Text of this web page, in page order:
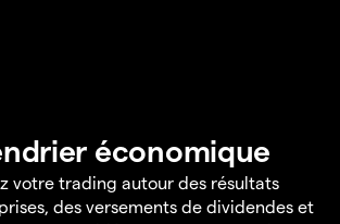
économique
votre trading autour des résultats
des versements de dividendes et